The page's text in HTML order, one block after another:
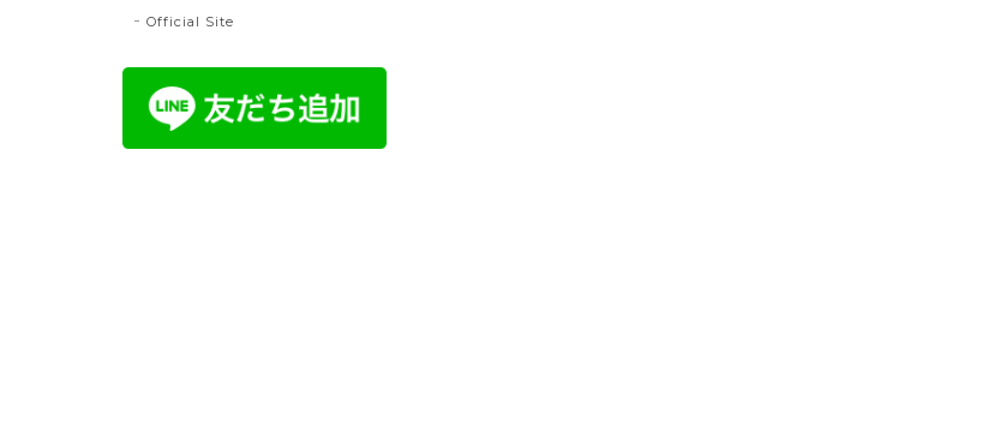
Official Site